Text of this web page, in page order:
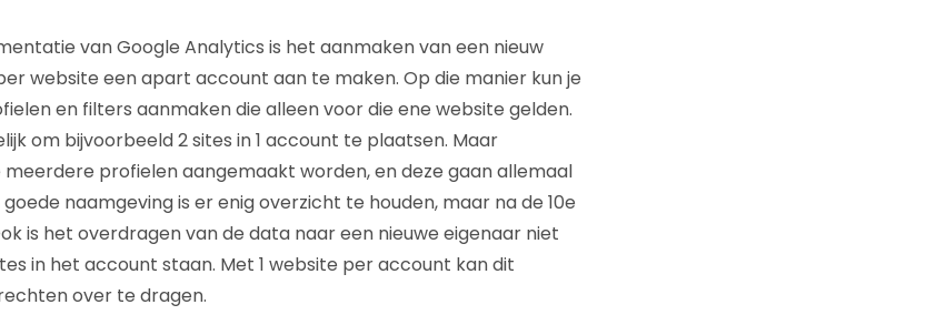
van Google Analytics is het aanmaken van een nieuw
website een apart account aan te maken. Op die manier kun je
en filters aanmaken die alleen voor die ene website gelden.
om bijvoorbeeld 2 sites in 1 account te plaatsen. Maar
profielen aangemaakt worden, en deze gaan allemaal
naamgeving is er enig overzicht te houden, maar na de 10e
is het overdragen van de data naar een nieuwe eigenaar niet
in het account staan. Met 1 website per account kan dit
over te dragen.